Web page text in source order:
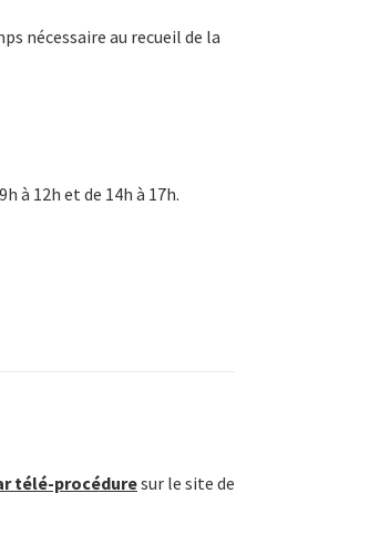
nécessaire au recueil de la
à 12h et de 14h à 17h.
télé-procéduresur le site de